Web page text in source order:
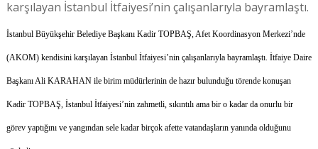
karşılayan İstanbul İtfaiyesi’nin çalışanlarıyla bayramlaştı.
İstanbul Büyükşehir Belediye Başkanı Kadir TOPBAŞ, Afet Koordinasyon Merkezi’nde
(AKOM) kendisini karşılayan İstanbul İtfaiyesi’nin çalışanlarıyla bayramlaştı. İtfaiye Daire
Başkanı Ali KARAHAN ile birim müdürlerinin de hazır bulunduğu törende konuşan
Kadir TOPBAŞ, İstanbul İtfaiyesi’nin zahmetli, sıkıntılı ama bir o kadar da onurlu bir
görev yaptığını ve yangından sele kadar birçok afette vatandaşların yanında olduğunu